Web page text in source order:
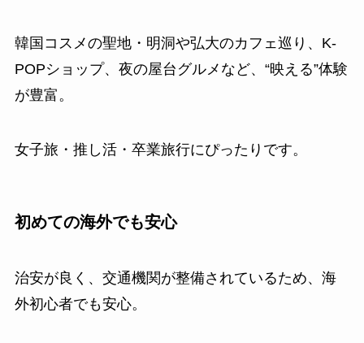
韓国コスメの聖地・明洞や弘大のカフェ巡り、K-
POPショップ、夜の屋台グルメなど、“映える”体験
が豊富。
女子旅・推し活・卒業旅行にぴったりです。
初めての海外でも安心
治安が良く、交通機関が整備されているため、海
外初心者でも安心。